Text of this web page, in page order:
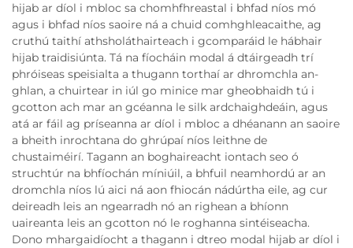
hijab ar díol i mbloc sa chomhfhreastal i bhfad níos mó
agus i bhfad níos saoire ná a chuid comhghleacaithe, ag
cruthú taithí athsholáthairteach i gcomparáid le hábhair
hijab traidisiúnta. Tá na fíocháin modal á dtáirgeadh trí
phróiseas speisialta a thugann torthaí ar dhromchla an-
ghlan, a chuirtear in iúl go minice mar gheobhaidh tú i
gcotton ach mar an gcéanna le silk ardchaighdeáin, agus
atá ar fáil ag príseanna ar díol i mbloc a dhéanann an saoire
a bheith inrochtana do ghrúpaí níos leithne de
chustaiméirí. Tagann an boghaireacht iontach seo ó
struchtúr na bhfíochán míniúil, a bhfuil neamhordú ar an
dromchla níos lú aici ná aon fhiocán nádúrtha eile, ag cur
deireadh leis an ngearradh nó an righean a bhíonn
uaireanta leis an gcotton nó le roghanna sintéiseacha.
Dono mhargaidíocht a thagann i dtreo modal hijab ar díol i